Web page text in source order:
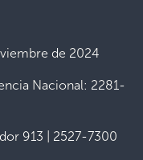
de 2024
Nacional: 2281-
913 | 2527-7300